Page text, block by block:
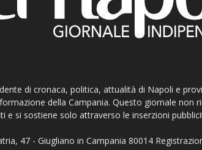
di cronaca, politica, attualità di Napoli e
della Campania. Questo giornale non
e si sostiene solo attraverso le inserzioni
47 - Giugliano in Campania 80014